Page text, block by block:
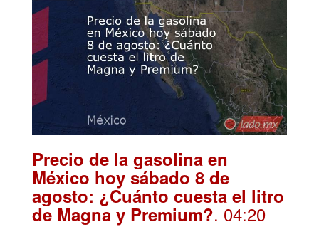
Precio de la gasolina en
México hoy sábado 8 de
agosto: ¿Cuánto cuesta el litro
de Magna y Premium?. 04:20